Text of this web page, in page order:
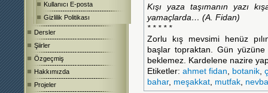
Kullanıcı E-posta
Gizlilik Politikası
Dersler
Şiirler
Özgeçmiş
Hakkımızda
Projeler
Kışı yaza taşımanın yazı
yamaçlarda… (A. Fidan)
* * * * *
Zorlu kış mevsimi henüz
başlar topraktan. Gün yüzüne
beklemez. Kardelene nazire
Etiketler: ahmet fidan, botanik,
bahar, meşakkat, mutfak,